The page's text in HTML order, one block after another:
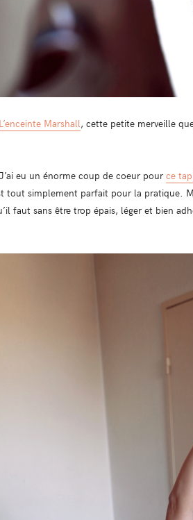
L’enceinte Marshall, cette petite merveille
eu un énorme coup de coeur pource
tout simplement parfait pour la pratique.
faut sans être trop épais, léger et bien